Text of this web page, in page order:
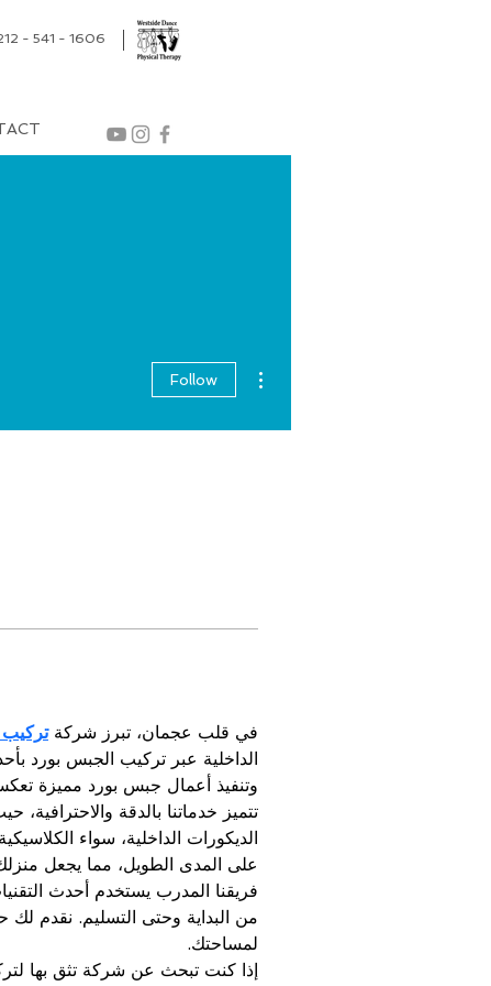
- 541 - 1606
في قلب عجمان، تبرز شركة
الداخلية عبر تركيب الجبس بورد
وتنفيذ أعمال جبس بورد مميزة
تتميز خدماتنا بالدقة
الديكورات الداخلية، سواء
على المدى الطويل، مما يجعل
فريقنا المدرب يستخدم أحدث
من البداية وحتى التسليم. نقدم لك
لمساحتك.
إذا كنت تبحث عن شركة تثق بها
Follow